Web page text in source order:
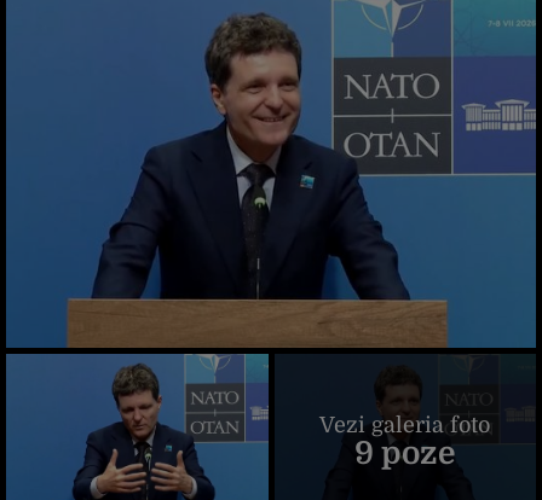
Vezi galeria foto
9 poze